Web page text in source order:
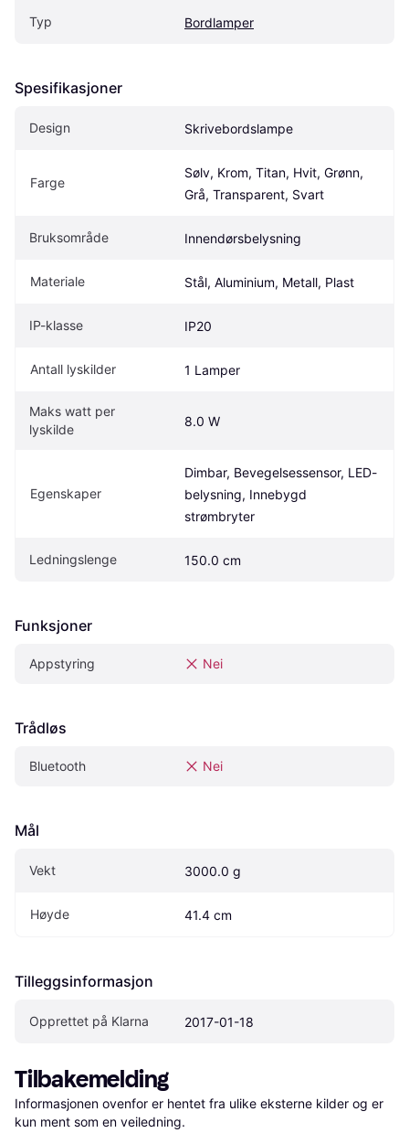
Typ Bordlamper
Spesifikasjoner
Design Skrivebordslampe
Farge
Sølv, Krom, Titan, Hvit, Grønn,
Grå, Transparent, Svart
Bruksområde Innendørsbelysning
Materiale Stål, Aluminium, Metall, Plast
IP-klasse IP20
Antall lyskilder 1 Lamper
Maks watt per
lyskilde
8.0 W
Egenskaper
Dimbar, Bevegelsessensor, LED-
belysning, Innebygd
strømbryter
Ledningslenge 150.0 cm
Funksjoner
Appstyring Nei
Trådløs
Bluetooth Nei
Mål
Vekt 3000.0 g
Høyde 41.4 cm
Tilleggsinformasjon
Opprettet på Klarna 2017-01-18
Tilbakemelding
Informasjonen ovenfor er hentet fra ulike eksterne kilder og er
kun ment som en veiledning.